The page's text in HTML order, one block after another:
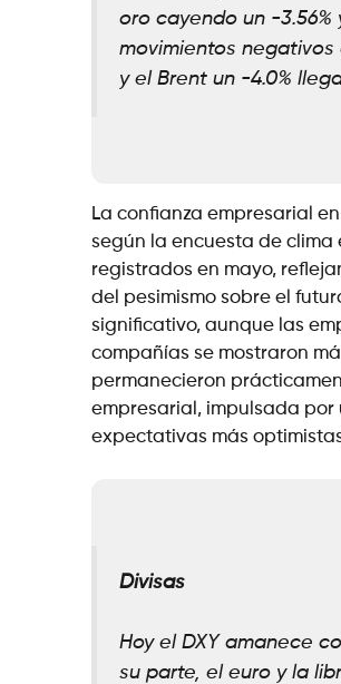
oro cayendo un -
movimientos negativos
y el Brent un -4.0%
La confianza empresarial
según la encuesta de clima
registrados en mayo,
del pesimismo sobre el
significativo, aunque las
compañías se mostraron
permanecieron
empresarial, impulsada
expectativas más
Divisas
Hoy el DXY amanece
su parte, el euro y la